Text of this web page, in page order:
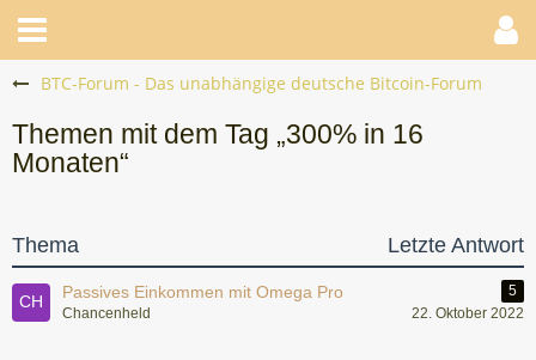
BTC-Forum - Das unabhängige deutsche Bitcoin-Forum
Themen mit dem Tag „300% in 16
Monaten“
Thema Letzte Antwort
Passives Einkommen mit Omega Pro
5
Chancenheld
22. Oktober 2022